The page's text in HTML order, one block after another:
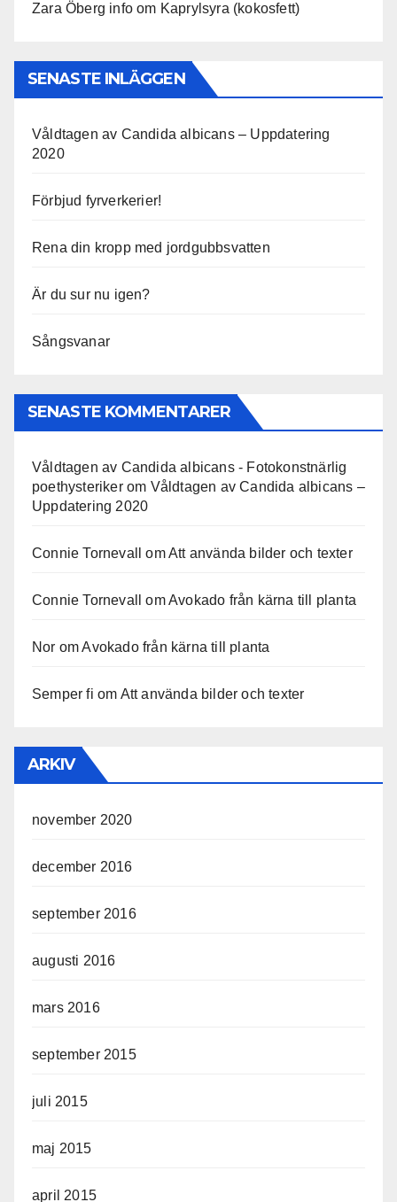
Zara Öberg info om Kaprylsyra (kokosfett)
SENASTE INLÄGGEN
Våldtagen av Candida albicans – Uppdatering
2020
Förbjud fyrverkerier!
Rena din kropp med jordgubbsvatten
Är du sur nu igen?
Sångsvanar
SENASTE KOMMENTARER
Våldtagen av Candida albicans - Fotokonstnärlig
poethysterikerom Våldtagen av Candida albicans –
Uppdatering 2020
Connie Tornevall omAtt använda bilder och texter
Connie Tornevall omAvokado från kärna till planta
Nor omAvokado från kärna till planta
Semper fi om Att använda bilder och texter
ARKIV
november 2020
december 2016
september 2016
augusti 2016
mars 2016
september 2015
juli 2015
maj 2015
april 2015